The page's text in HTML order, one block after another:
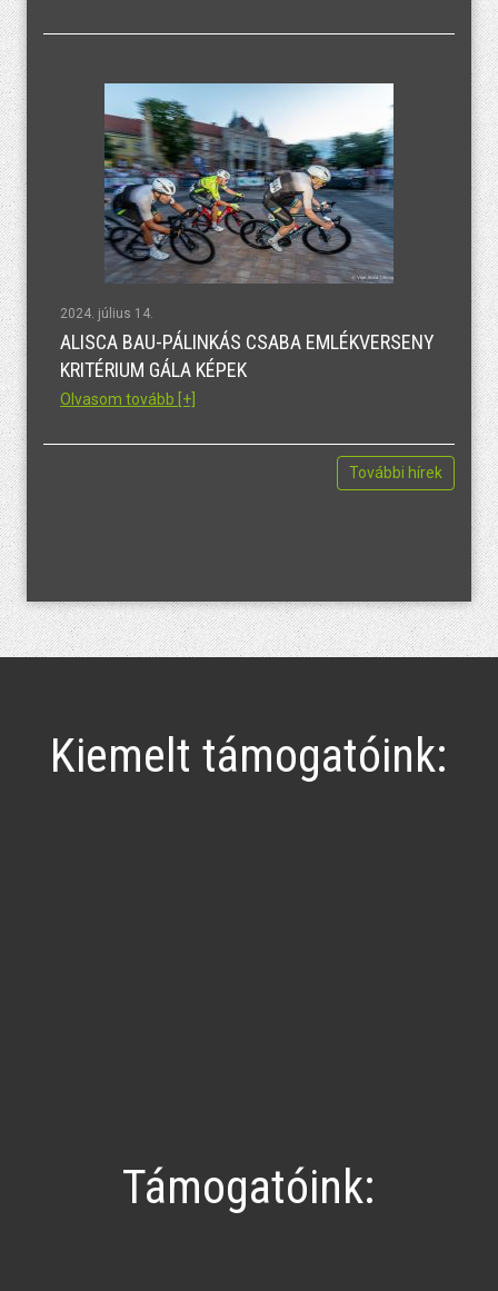
2024. július 14.
ALISCA BAU-PÁLINKÁS CSABA EMLÉKVERSENY
KRITÉRIUM GÁLA KÉPEK
Olvasom tovább [+]
További hírek
Kiemelt támogatóink:
Támogatóink: